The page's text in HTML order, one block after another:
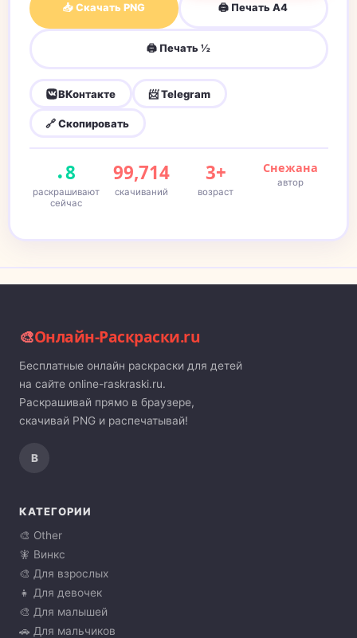
📥 Скачать PNG 🖨 Печать A4
🖨 Печать ½
ВКонтакте 📨 Telegram
🔗 Скопировать
8
раскрашивают
сейчас
99,714
скачиваний
3+
возраст
Снежана
автор
🎨Онлайн-Раскраски.ru
Бесплатные онлайн раскраски для детей
на сайте online-raskraski.ru.
Раскрашивай прямо в браузере,
скачивай PNG и распечатывай!
В
КАТЕГОРИИ
🎨 Other
🧚 Винкс
🎨 Для взрослых
👧 Для девочек
🎨 Для малышей
🚗 Для мальчиков